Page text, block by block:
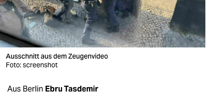
wahrheit
verlag
verlag
shop
Ausschnitt aus dem Zeugenvideo
Foto: screenshot
Aus Berlin Ebru Tasdemir